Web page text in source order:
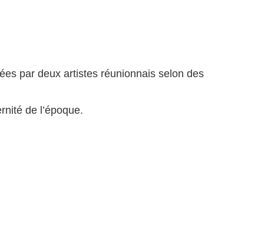
par deux artistes réunionnais selon des
de l’époque.